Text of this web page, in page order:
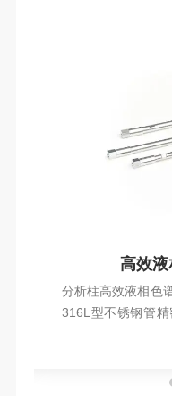
高效
分析柱高效液相色
316L型不锈钢管精